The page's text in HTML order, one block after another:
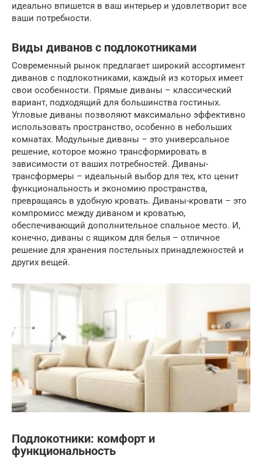
идеально впишется в ваш интерьер и удовлетворит все
ваши потребности.
Виды диванов с подлокотниками
Современный рынок предлагает широкий ассортимент
диванов с подлокотниками, каждый из которых имеет
свои особенности. Прямые диваны – классический
вариант, подходящий для большинства гостиных.
Угловые диваны позволяют максимально эффективно
использовать пространство, особенно в небольших
комнатах. Модульные диваны – это универсальное
решение, которое можно трансформировать в
зависимости от ваших потребностей. Диваны-
трансформеры – идеальный выбор для тех, кто ценит
функциональность и экономию пространства,
превращаясь в удобную кровать. Диваны-кровати – это
компромисс между диваном и кроватью,
обеспечивающий дополнительное спальное место. И,
конечно, диваны с ящиком для белья – отличное
решение для хранения постельных принадлежностей и
других вещей.
Подлокотники: комфорт и
функциональность